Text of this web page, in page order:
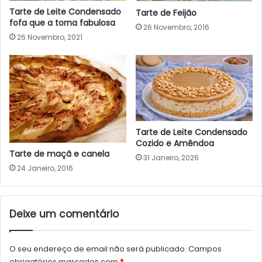
Tarte de Leite Condensado
fofa que a torna fabulosa
26 Novembro, 2021
Tarte de Feijão
26 Novembro, 2016
Tarte de maçã e canela
24 Janeiro, 2016
Tarte de Leite Condensado
Cozido e Amêndoa
31 Janeiro, 2026
Deixe um comentário
O seu endereço de email não será publicado. Campos